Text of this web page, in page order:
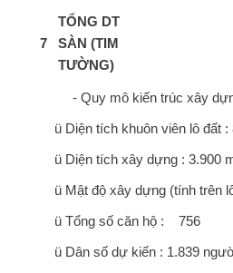
7
TỔNG DT
SÀN (TIM
TƯỜNG)
- Quy mô kiến trúc xây
ü Diện tích khuôn viên lô đất :
ü Diện tích xây dựng : 3.900
ü Mật độ xây dựng (tính trên
ü Tổng số căn hộ : 756
ü Dân số dự kiến : 1.839